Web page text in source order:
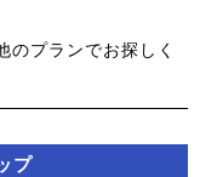
プランでお探しく
プ